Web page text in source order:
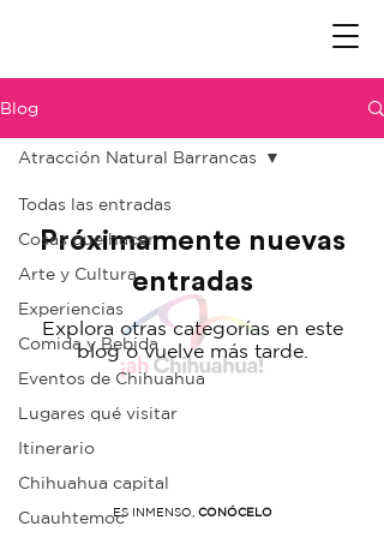
Blog
Todas las entradas
Cosas que hacer
Arte y Cultura
Experiencias
Comida y Bebida
Eventos de Chihuahua
Lugares qué visitar
Itinerario
Chihuahua capital
Cuauhtemoc
Atracción Natural Barrancas
Próximamente nuevas
entradas
Explora otras categorías en este
blog o vuelve más tarde.
ES INMENSO, CONÓCELO